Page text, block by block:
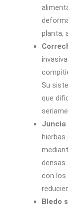
planta,
Su
que
Juncia
densas
con los
Bledo